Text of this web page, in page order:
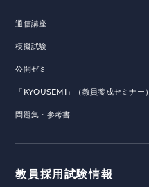
通信講座
模擬試験
公開ゼミ
「KYOUSEMI」（教員養成セミナー）
問題集・参考書
教員採用試験情報